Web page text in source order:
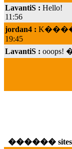
11:56
jordan4 :
19:45
LavantiS :
���; ����
veronica :
������ sites